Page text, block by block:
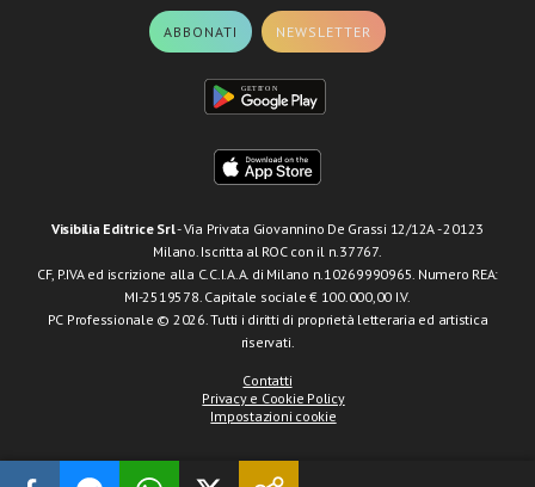
ABBONATI NEWSLETTER
Visibilia Editrice Srl- Via Privata Giovannino De Grassi 12/12A - 20123
Milano. Iscritta al ROC con il n.37767.
CF, P.IVA ed iscrizione alla C.C.I.A.A. di Milano n.10269990965. Numero REA:
MI-2519578. Capitale sociale € 100.000,00 I.V.
PC Professionale © 2026. Tutti i diritti di proprietà letteraria ed artistica
riservati.
Contatti
Privacy e Cookie Policy
Impostazioni cookie